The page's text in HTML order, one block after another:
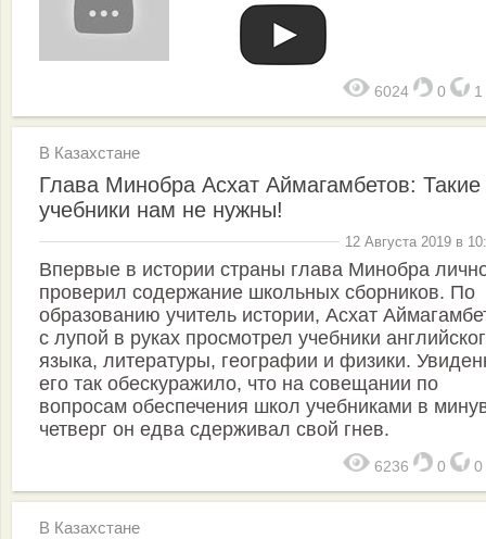
6024 0 1
В Казахстане
Глава Минобра Асхат Аймагамбетов: Такие
учебники нам не нужны!
12 Августа 2019 в
Впервые в истории страны глава Минобра
проверил содержание школьных сборников. По
образованию учитель истории, Асхат
с лупой в руках просмотрел учебники
языка, литературы, географии и физики.
его так обескуражило, что на совещании по
вопросам обеспечения школ учебниками в
четверг он едва сдерживал свой гнев.
6236 0 0
В Казахстане